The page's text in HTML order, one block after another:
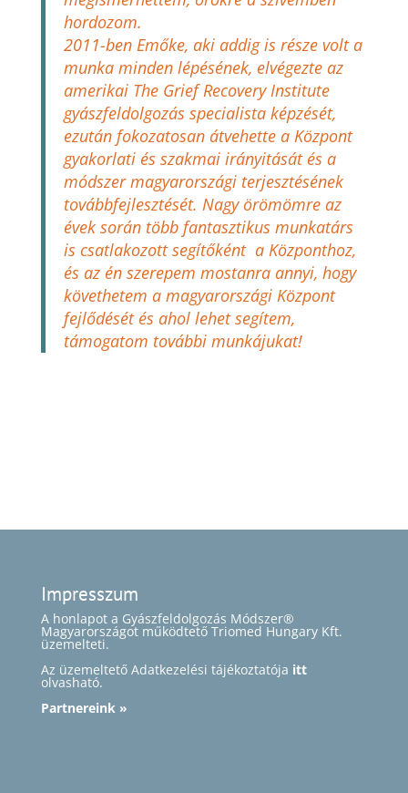
hordozom.
2011-ben Emőke, aki addig is része volt a
munka minden lépésének, elvégezte az
amerikai The Grief Recovery Institute
gyászfeldolgozás specialista képzését,
ezután fokozatosan átvehette a Központ
gyakorlati és szakmai irányitását és a
módszer magyarországi terjesztésének
továbbfejlesztését. Nagy örömömre az
évek során több fantasztikus munkatárs
is csatlakozott segítőként a Központhoz,
és az én szerepem mostanra annyi, hogy
követhetem a magyarországi Központ
fejlődését és ahol lehet segítem,
támogatom további munkájukat!
Impresszum
A honlapot a Gyászfeldolgozás Módszer®
Magyarországot működtető Triomed Hungary Kft.
üzemelteti.
Az üzemeltető Adatkezelési tájékoztatója itt
olvasható.
Partnereink »